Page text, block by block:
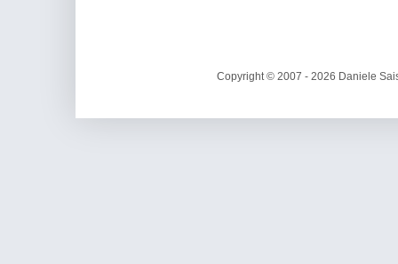
Copyright © 2007 - 2026 Daniele